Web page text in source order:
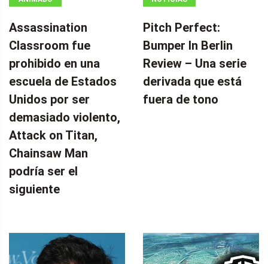
Assassination
Classroom fue
prohibido en una
escuela de Estados
Unidos por ser
demasiado violento,
Attack on Titan,
Chainsaw Man
podría ser el
siguiente
Pitch Perfect:
Bumper In Berlin
Review – Una serie
derivada que está
fuera de tono